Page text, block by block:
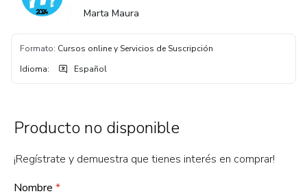
Marta Maura
Formato: Cursos online y Servicios de Suscripción
Idioma: Español
Producto no disponible
¡Regístrate y demuestra que tienes interés en comprar!
Nombre *